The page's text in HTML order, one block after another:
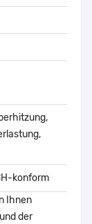
konform
Ihnen
der